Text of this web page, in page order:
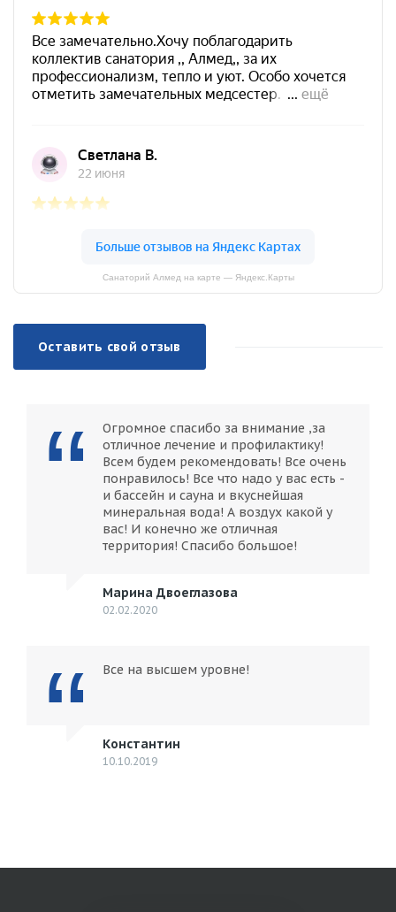
Санаторий Алмед на карте — Яндекс.Карты
Оставить свой отзыв
Огромное спасибо за внимание ,за
отличное лечение и профилактику!
Всем будем рекомендовать! Все очень
понравилось! Все что надо у вас есть -
и бассейн и сауна и вкуснейшая
минеральная вода! А воздух какой у
вас! И конечно же отличная
территория! Спасибо большое!
Марина Двоеглазова
02.02.2020
Все на высшем уровне!
Константин
10.10.2019